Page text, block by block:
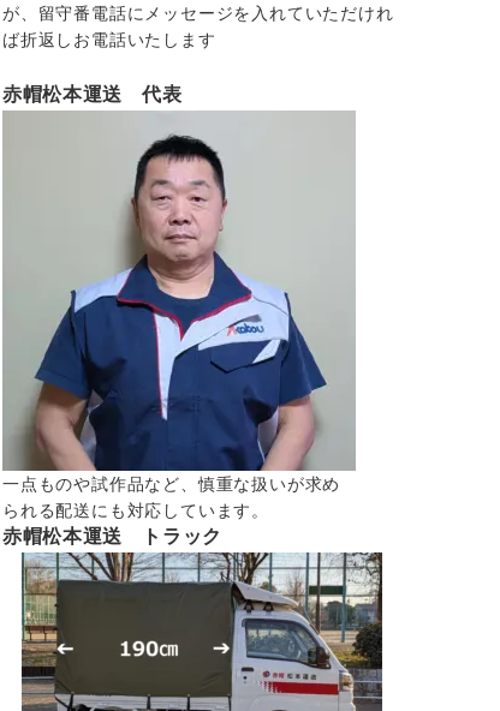
が、留守番電話にメッセージを入れていただけれ
ば折返しお電話いたします
赤帽松本運送 代表
一点ものや試作品など、慎重な扱いが求め
られる配送にも対応しています。
赤帽松本運送 トラック